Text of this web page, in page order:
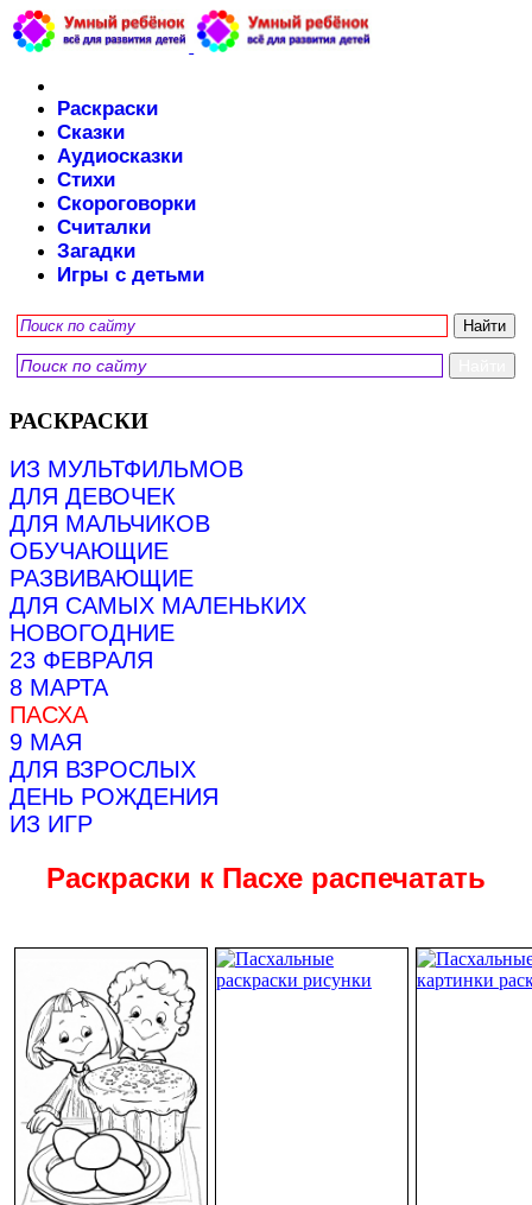
Раскраски
Сказки
Аудиосказки
Стихи
Скороговорки
Считалки
Загадки
Игры с детьми
РАСКРАСКИ
ИЗ МУЛЬТФИЛЬМОВ
ДЛЯ ДЕВОЧЕК
ДЛЯ МАЛЬЧИКОВ
ОБУЧАЮЩИЕ
РАЗВИВАЮЩИЕ
ДЛЯ САМЫХ МАЛЕНЬКИХ
НОВОГОДНИЕ
23 ФЕВРАЛЯ
8 МАРТА
ПАСХА
9 МАЯ
ДЛЯ ВЗРОСЛЫХ
ДЕНЬ РОЖДЕНИЯ
ИЗ ИГР
Раскраски к Пасхе распечатать